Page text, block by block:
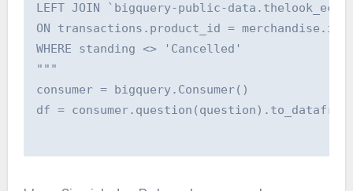
LEFT JOIN `bigquery-public-
ON transactions.product_id = merchandise.id
WHERE standing <> 'Cancelled'
"""
consumer = bigquery.Consumer()
df =